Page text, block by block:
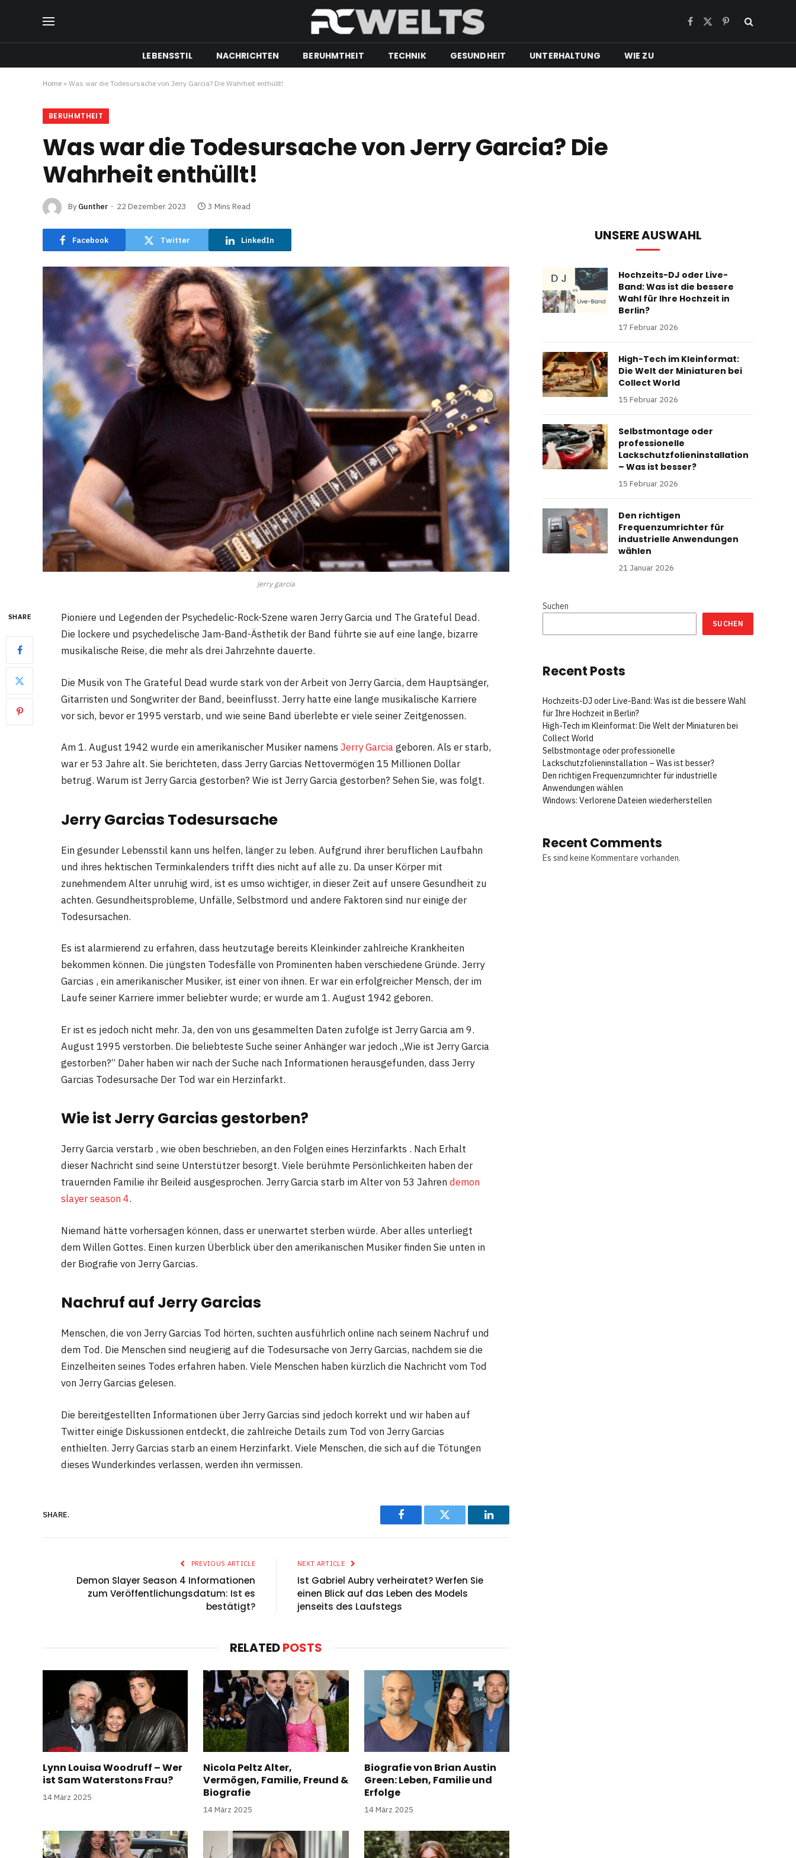
Facebook
X
Pinterest
LEBENSSTIL NACHRICHTEN BERUHMTHEIT TECHNIK GESUNDHEIT UNTERHALTUNG WIE ZU
Home » Was war die Todesursache von Jerry Garcia? Die Wahrheit enthüllt!
BERUHMTHEIT
Was war die Todesursache von Jerry Garcia? Die
Wahrheit enthüllt!
By Gunther 22 Dezember 2023 3 Mins Read
Facebook Twitter LinkedIn
jerry garcia
SHARE
Pioniere und Legenden der Psychedelic-Rock-Szene waren Jerry Garcia und The Grateful Dead.
Die lockere und psychedelische Jam-Band-Ästhetik der Band führte sie auf eine lange, bizarre
musikalische Reise, die mehr als drei Jahrzehnte dauerte.
Die Musik von The Grateful Dead wurde stark von der Arbeit von Jerry Garcia, dem Hauptsänger,
Gitarristen und Songwriter der Band, beeinflusst. Jerry hatte eine lange musikalische Karriere
vor sich, bevor er 1995 verstarb, und wie seine Band überlebte er viele seiner Zeitgenossen.
Am 1. August 1942 wurde ein amerikanischer Musiker namens Jerry Garciageboren. Als er starb,
war er 53 Jahre alt. Sie berichteten, dass Jerry Garcias Nettovermögen 15 Millionen Dollar
betrug. Warum ist Jerry Garcia gestorben? Wie ist Jerry Garcia gestorben? Sehen Sie, was folgt.
Jerry Garcias Todesursache
Ein gesunder Lebensstil kann uns helfen, länger zu leben. Aufgrund ihrer beruflichen Laufbahn
und ihres hektischen Terminkalenders trifft dies nicht auf alle zu. Da unser Körper mit
zunehmendem Alter unruhig wird, ist es umso wichtiger, in dieser Zeit auf unsere Gesundheit zu
achten. Gesundheitsprobleme, Unfälle, Selbstmord und andere Faktoren sind nur einige der
Todesursachen.
Es ist alarmierend zu erfahren, dass heutzutage bereits Kleinkinder zahlreiche Krankheiten
bekommen können. Die jüngsten Todesfälle von Prominenten haben verschiedene Gründe. Jerry
Garcias , ein amerikanischer Musiker, ist einer von ihnen. Er war ein erfolgreicher Mensch, der im
Laufe seiner Karriere immer beliebter wurde; er wurde am 1. August 1942 geboren.
Er ist es jedoch nicht mehr. Ja, den von uns gesammelten Daten zufolge ist Jerry Garcia am 9.
August 1995 verstorben. Die beliebteste Suche seiner Anhänger war jedoch „Wie ist Jerry Garcia
gestorben?“ Daher haben wir nach der Suche nach Informationen herausgefunden, dass Jerry
Garcias Todesursache Der Tod war ein Herzinfarkt.
Wie ist Jerry Garcias gestorben?
Jerry Garcia verstarb , wie oben beschrieben, an den Folgen eines Herzinfarkts . Nach Erhalt
dieser Nachricht sind seine Unterstützer besorgt. Viele berühmte Persönlichkeiten haben der
trauernden Familie ihr Beileid ausgesprochen. Jerry Garcia starb im Alter von 53 Jahrendemon
slayer season 4.
Niemand hätte vorhersagen können, dass er unerwartet sterben würde. Aber alles unterliegt
dem Willen Gottes. Einen kurzen Überblick über den amerikanischen Musiker finden Sie unten in
der Biografie von Jerry Garcias.
Nachruf auf Jerry Garcias
Menschen, die von Jerry Garcias Tod hörten, suchten ausführlich online nach seinem Nachruf und
dem Tod. Die Menschen sind neugierig auf die Todesursache von Jerry Garcias, nachdem sie die
Einzelheiten seines Todes erfahren haben. Viele Menschen haben kürzlich die Nachricht vom Tod
von Jerry Garcias gelesen.
Die bereitgestellten Informationen über Jerry Garcias sind jedoch korrekt und wir haben auf
Twitter einige Diskussionen entdeckt, die zahlreiche Details zum Tod von Jerry Garcias
enthielten. Jerry Garcias starb an einem Herzinfarkt. Viele Menschen, die sich auf die Tötungen
dieses Wunderkindes verlassen, werden ihn vermissen.
SHARE.
Facebook Twitter LinkedIn
PREVIOUS ARTICLE
Demon Slayer Season 4 Informationen
zum Veröffentlichungsdatum: Ist es
bestätigt?
NEXT ARTICLE
Ist Gabriel Aubry verheiratet? Werfen Sie
einen Blick auf das Leben des Models
jenseits des Laufstegs
RELATEDPOSTS
Lynn Louisa Woodruff – Wer
ist Sam Waterstons Frau?
14 März 2025
Nicola Peltz Alter,
Vermögen, Familie, Freund &
Biografie
14 März 2025
Biografie von Brian Austin
Green: Leben, Familie und
Erfolge
14 März 2025
UNSERE AUSWAHL
Hochzeits-DJ oder Live-
Band: Was ist die bessere
Wahl für Ihre Hochzeit in
Berlin?
17 Februar 2026
High-Tech im Kleinformat:
Die Welt der Miniaturen bei
Collect World
15 Februar 2026
Selbstmontage oder
professionelle
Lackschutzfolieninstallation
– Was ist besser?
15 Februar 2026
Den richtigen
Frequenzumrichter für
industrielle Anwendungen
wählen
21 Januar 2026
Suchen
SUCHEN
Recent Posts
Hochzeits-DJ oder Live-Band: Was ist die bessere Wahl
für Ihre Hochzeit in Berlin?
High-Tech im Kleinformat: Die Welt der Miniaturen bei
Collect World
Selbstmontage oder professionelle
Lackschutzfolieninstallation – Was ist besser?
Den richtigen Frequenzumrichter für industrielle
Anwendungen wählen
Windows: Verlorene Dateien wiederherstellen
Recent Comments
Es sind keine Kommentare vorhanden.